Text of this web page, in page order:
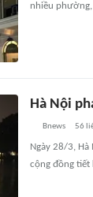
nhiều
Hà Nội
Bnews 56
Ngày 28/3,
cộng đồng tiết